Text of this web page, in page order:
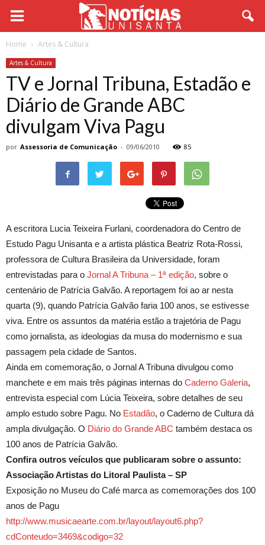
Home Artes & Cultura
Artes & Cultura
TV e Jornal Tribuna, Estadão e
Diário de Grande ABC
divulgam Viva Pagu
por Assessoria de Comunicação - 09/06/2010 85
A escritora Lucia Teixeira Furlani, coordenadora do Centro de
Estudo Pagu Unisanta e a artista plástica Beatriz Rota-Rossi,
professora de Cultura Brasileira da Universidade, foram
entrevistadas para o Jornal A Tribuna – 1ª edição, sobre o
centenário de Patrícia Galvão. A reportagem foi ao ar nesta
quarta (9), quando Patrícia Galvão faria 100 anos, se estivesse
viva. Entre os assuntos da matéria estão a trajetória de Pagu
como jornalista, as ideologias da musa do modernismo e sua
passagem pela cidade de Santos.
Ainda em comemoração, o Jornal A Tribuna divulgou como
manchete e em mais três páginas internas do Caderno Galeria,
entrevista especial com Lúcia Teixeira, sobre detalhes de seu
amplo estudo sobre Pagu. No Estadão, o Caderno de Cultura dá
ampla divulgação. O Diário do Grande ABC também destaca os
100 anos de Patrícia Galvão.
Confira outros veículos que publicaram sobre o assunto:
Associação Artistas do Litoral Paulista – SP
Exposição no Museu do Café marca as comemorações dos 100
anos de Pagu
http://www.musicaearte.com.br/layout/layout6.php?
cdConteudo=3469&codigo=32